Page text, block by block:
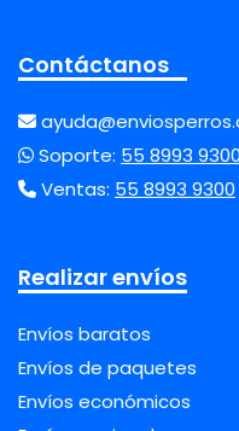
Contáctanos
Soporte: 55 8993 9300
Ventas: 55 8993 9300
Realizar envíos
Envíos baratos
Envíos de paquetes
Envíos económicos